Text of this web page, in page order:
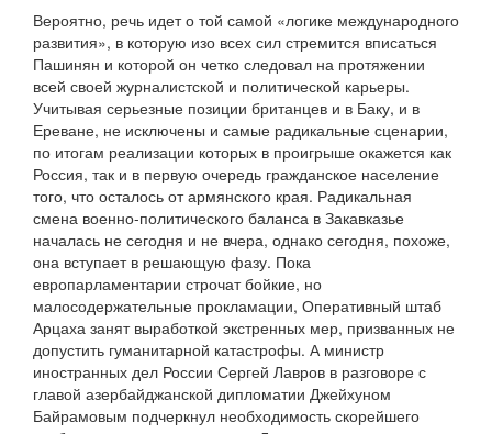
Вероятно, речь идет о той самой «логике международного
развития», в которую изо всех сил стремится вписаться
Пашинян и которой он четко следовал на протяжении
всей своей журналистской и политической карьеры.
Учитывая серьезные позиции британцев и в Баку, и в
Ереване, не исключены и самые радикальные сценарии,
по итогам реализации которых в проигрыше окажется как
Россия, так и в первую очередь гражданское население
того, что осталось от армянского края. Радикальная
смена военно-политического баланса в Закавказье
началась не сегодня и не вчера, однако сегодня, похоже,
она вступает в решающую фазу. Пока
европарламентарии строчат бойкие, но
малосодержательные прокламации, Оперативный штаб
Арцаха занят выработкой экстренных мер, призванных не
допустить гуманитарной катастрофы. А министр
иностранных дел России Сергей Лавров в разговоре с
главой азербайджанской дипломатии Джейхуном
Байрамовым подчеркнул необходимость скорейшего